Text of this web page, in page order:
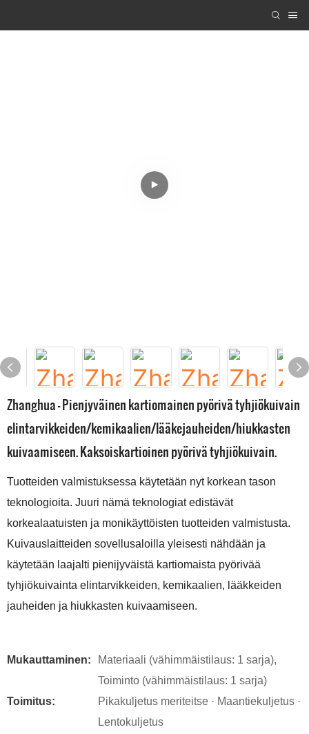
Zhanghua - Pienjyväinen kartiomainen pyörivä tyhjiökuivain
elintarvikkeiden/kemikaalien/lääkejauheiden/hiukkasten
kuivaamiseen. Kaksoiskartioinen pyörivä tyhjiökuivain.
Tuotteiden valmistuksessa käytetään nyt korkean tason
teknologioita. Juuri nämä teknologiat edistävät
korkealaatuisten ja monikäyttöisten tuotteiden valmistusta.
Kuivauslaitteiden sovellusaloilla yleisesti nähdään ja
käytetään laajalti pienijyväistä kartiomaista pyörivää
tyhjiökuivainta elintarvikkeiden, kemikaalien, lääkkeiden
jauheiden ja hiukkasten kuivaamiseen.
Mukauttaminen:
Materiaali (vähimmäistilaus: 1 sarja),
Toiminto (vähimmäistilaus: 1 sarja)
Toimitus:
Pikakuljetus meriteitse · Maantiekuljetus ·
Lentokuljetus